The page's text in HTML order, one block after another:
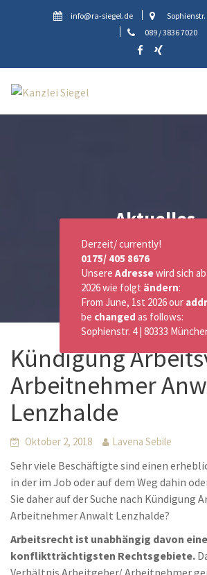
info@ra-siegel.de
089 / 3836 7020
Aktuelles
Kündigung
Arbeitnehmer
Lenzhalde
Oktober 2, 2018 Lavena Sebile
Sehr viele Beschäftigte sind einen
in der im Job oder auf dem Weg dahin
Sie daher auf der Suche nach Kündigung
Arbeitnehmer Anwalt Lenzhalde?
Arbeitsrecht ist unabhängig davon
konfliktträchtigsten Rechtsgebiete.
Verhältnis Arbeitgeber/ Arbeitnehmer
Derzeit/ currently!
0175/ 405 8676
Unsere Adressewird sich
2026 wie folgt ändern:
From June, 1st 2026 our
be changed as follows:
Sophienstr. 4 | 80333